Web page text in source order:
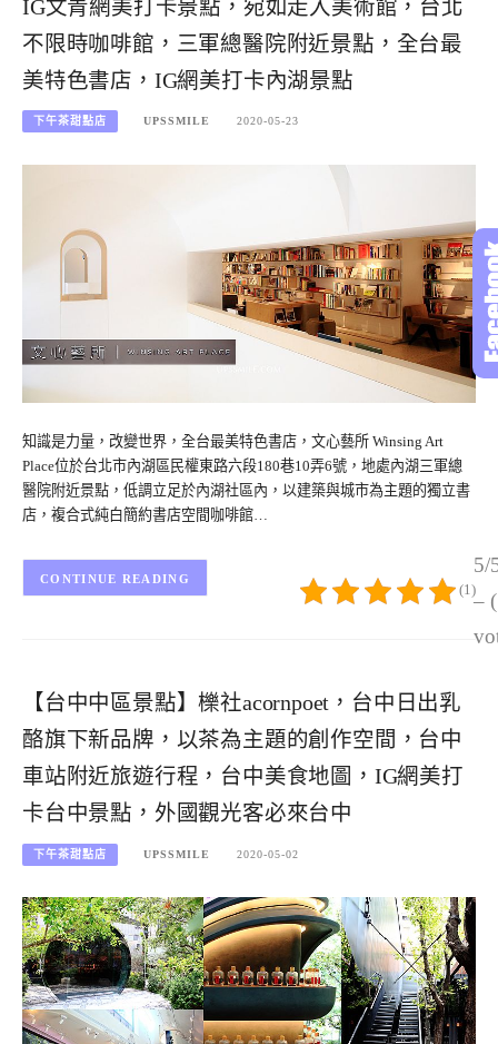
IG文青網美打卡景點，宛如走入美術館，台北
不限時咖啡館，三軍總醫院附近景點，全台最
美特色書店，IG網美打卡內湖景點
下午茶甜點店 UPSSMILE 2020-05-23
知識是力量，改變世界，全台最美特色書店，文心藝所 Winsing Art
Place位於台北市內湖區民權東路六段180巷10弄6號，地處內湖三軍總
醫院附近景點，低調立足於內湖社區內，以建築與城市為主題的獨立書
店，複合式純白簡約書店空間咖啡館…
5/
–
(1)
CONTINUE READING
【台中中區景點】櫟社acornpoet，台中日出乳
酪旗下新品牌，以茶為主題的創作空間，台中
車站附近旅遊行程，台中美食地圖，IG網美打
卡台中景點，外國觀光客必來台中
下午茶甜點店 UPSSMILE 2020-05-02